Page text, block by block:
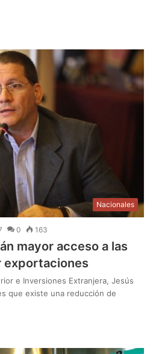
Nacionales
0 163
mayor acceso a las
exportaciones
e Inversiones Extranjera, Jesús
que existe una reducción de